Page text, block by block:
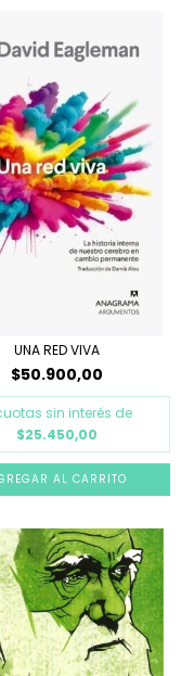
UNA RED VIVA
$50.900,00
sin interés de
$25.450,00